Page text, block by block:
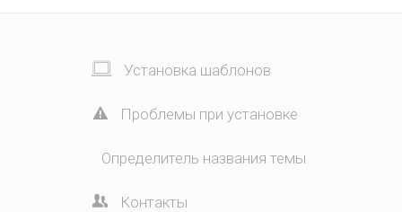
Установка шаблонов
Проблемы при установке
Определитель названия темы
Контакты